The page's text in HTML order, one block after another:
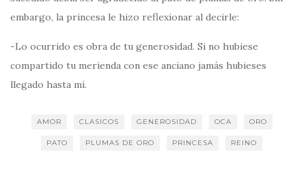
embargo, la princesa le hizo reflexionar al decirle:
-Lo ocurrido es obra de tu generosidad. Si no hubiese
compartido tu merienda con ese anciano jamás hubieses
llegado hasta mí.
AMOR CLASICOS GENEROSIDAD OCA ORO
PATO PLUMAS DE ORO PRINCESA REINO